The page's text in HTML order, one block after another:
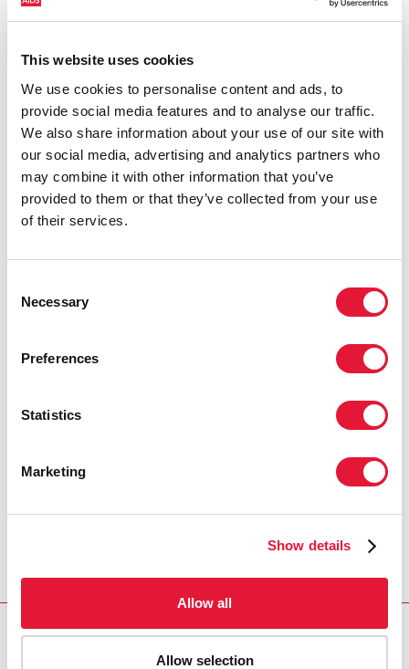
This website uses cookies
We use cookies to personalise content and ads, to
provide social media features and to analyse our traffic.
We also share information about your use of our site with
our social media, advertising and analytics partners who
may combine it with other information that you’ve
provided to them or that they’ve collected from your use
of their services.
Selection
Necessary
Preferences
Statistics
Marketing
Show details
Allow all
Allow selection
curso de sensibilización sobre el VIH que cubrirá los
QUOTES
"Podemos ser los responsables en la
líderes religiosos, podemos lograr el
"Les necesito. Tienen el acceso y el
estigma y la discriminación en la
REGION/COUNTRY